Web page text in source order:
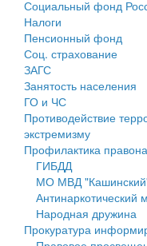
Противодействие
Контрольно-счетная
Персональные данные
Оценка
Деятельность МУ
Нормативы
Правила
Генеральные планы
Социальный фонд
Налоги
Пенсионный фонд
Соц. страхование
ЗАГС
Занятость населения
ГО и ЧС
Противодействие
экстремизму
Профилактика
ГИБДД
МО МВД
Антинаркотический
Народная дружина
Прокуратура